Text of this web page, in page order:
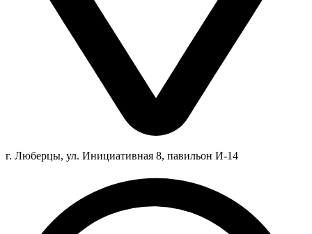
г. Люберцы, ул. Инициативная 8, павильон И-14